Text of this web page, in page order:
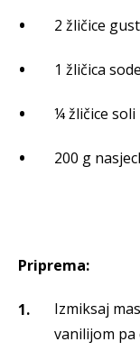
2 žličice
1 žličica sode
¼ žličice soli
200 g
Priprema:
Izmiksaj
vanilijom pa